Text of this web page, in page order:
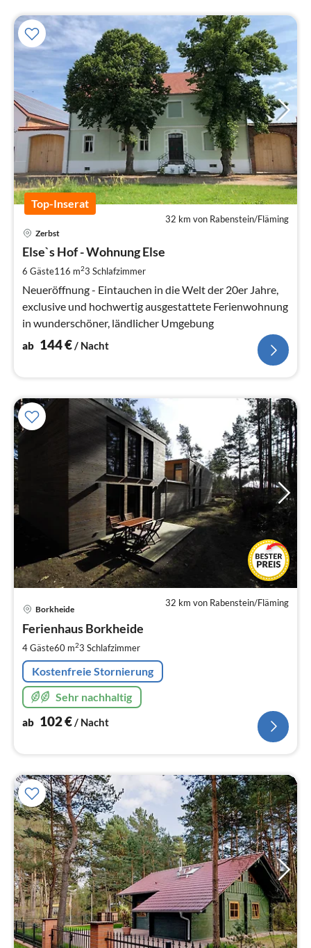
Top-Inserat
32 km von Rabenstein/Fläming
Zerbst
Else`s Hof - Wohnung Else
6 Gäste116 m23 Schlafzimmer
Neueröffnung - Eintauchen in die Welt der 20er Jahre,
exclusive und hochwertig ausgestattete Ferienwohnung
in wunderschöner, ländlicher Umgebung
ab 144€/ Nacht
32 km von Rabenstein/Fläming
Borkheide
Ferienhaus Borkheide
4 Gäste60 m23 Schlafzimmer
Kostenfreie Stornierung
Sehr nachhaltig
ab 102€ / Nacht